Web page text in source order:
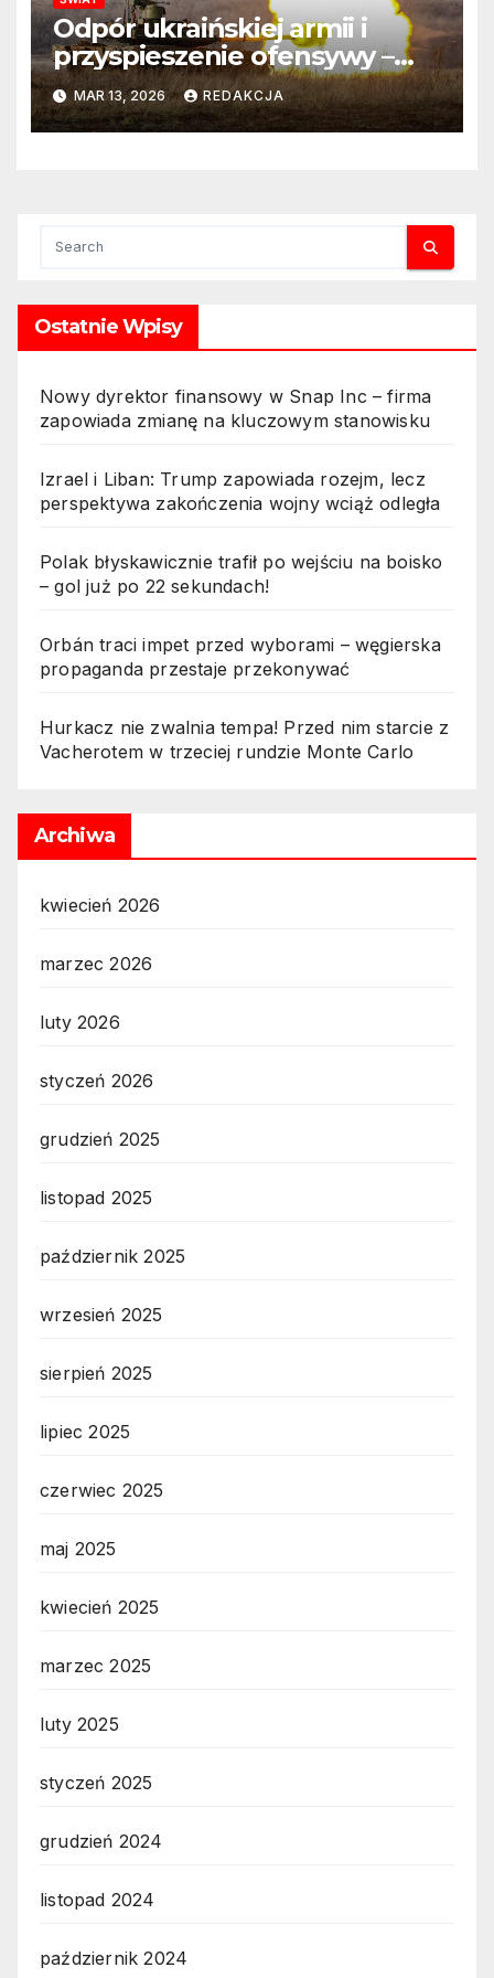
Odpór ukraińskiej armii i
przyspieszenie ofensywy –
rosyjskie czołgi w płomieniach
MAR 13, 2026 REDAKCJA
Ostatnie Wpisy
Nowy dyrektor finansowy w Snap Inc – firma
zapowiada zmianę na kluczowym stanowisku
Izrael i Liban: Trump zapowiada rozejm, lecz
perspektywa zakończenia wojny wciąż odległa
Polak błyskawicznie trafił po wejściu na boisko
– gol już po 22 sekundach!
Orbán traci impet przed wyborami – węgierska
propaganda przestaje przekonywać
Hurkacz nie zwalnia tempa! Przed nim starcie z
Vacherotem w trzeciej rundzie Monte Carlo
Archiwa
kwiecień 2026
marzec 2026
luty 2026
styczeń 2026
grudzień 2025
listopad 2025
październik 2025
wrzesień 2025
sierpień 2025
lipiec 2025
czerwiec 2025
maj 2025
kwiecień 2025
marzec 2025
luty 2025
styczeń 2025
grudzień 2024
listopad 2024
październik 2024